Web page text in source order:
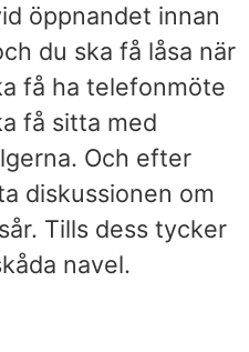
öppnandet innan
du ska få låsa när
få ha telefonmöte
få sitta med
Och efter
diskussionen om
Tills dess tycker
navel.